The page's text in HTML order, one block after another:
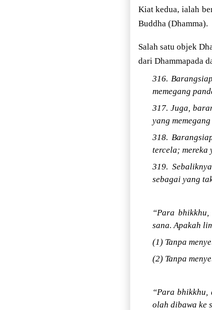
Kiat kedua, ialah
Buddha (Dhamma).
Salah satu objek
dari Dhammapada
316.
memegang
317. Juga,
yang
318.
tercela; mereka
319.
sebagai yang
“Para
sana. Apakah
(1) Tanpa
(2) Tanpa
“Para bhikkhu,
olah dibawa ke